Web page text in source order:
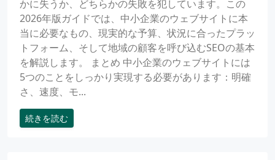
かに失うか、どちらかの失敗を犯しています。この
2026年版ガイドでは、中小企業のウェブサイトに本
当に必要なもの、現実的な予算、状況に合ったプラッ
トフォーム、そして地域の顧客を呼び込むSEOの基本
を解説します。 まとめ 中小企業のウェブサイトには
5つのことをしっかり実現する必要があります：明確
さ、速度、モ...
続きを読む